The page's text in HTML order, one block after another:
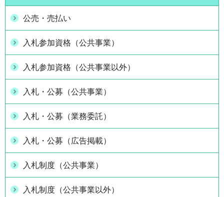
公売・売払い
入札参加資格（公共事業）
入札参加資格（公共事業以外）
入札・公募（公共事業）
入札・公募（業務委託）
入札・公募（広告掲載）
入札制度（公共事業）
入札制度（公共事業以外）